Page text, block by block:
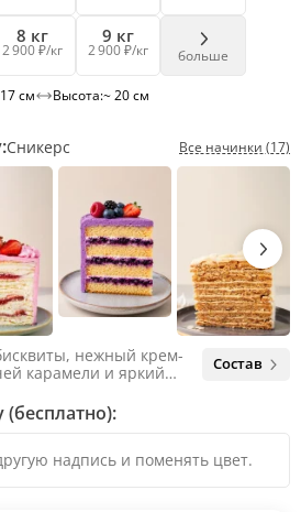
8 кг
2 900 ₽/кг
9 кг
2 900 ₽/кг больше
см Высота:~ 20 см
Сникерс Все начинки (17)
нежный крем-
карамели и яркий
карамели, не
остаться
Состав